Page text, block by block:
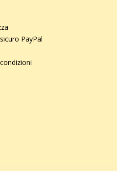
PayPal